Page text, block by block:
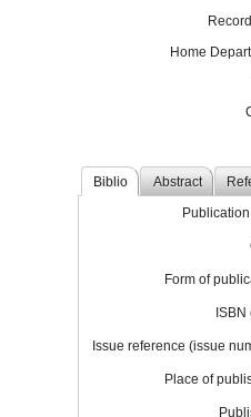
Home
Biblio Abstract
Form of
Issue reference (issue
Place of